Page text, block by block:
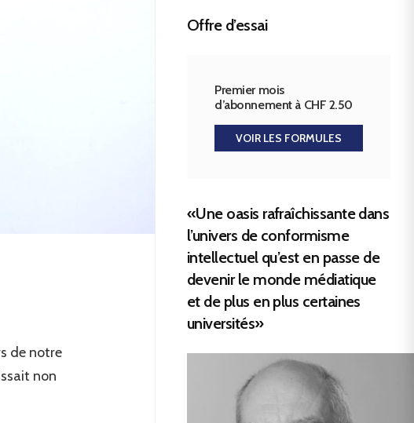
de notre
non
Offre d’essai
Premier mois
d’abonnement à CHF 2.50
VOIR LES FORMULES
«Une oasis rafraîchissante dans
l’univers de conformisme
intellectuel qu’est en passe de
devenir le monde médiatique
et de plus en plus certaines
universités»